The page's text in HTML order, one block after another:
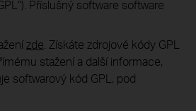
Příslušný software software
zde . Získáte zdrojové kódy GPL
stažení a další informace,
softwarový kód GPL, pod